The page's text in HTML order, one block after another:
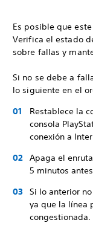
Es posible que
Verifica el estado
sobre fallas y
Si no se debe a
lo siguiente en el
Restablece la
consola
conexión a
Apaga el
5 minutos
Si lo anterior
ya que la línea
congestionada.